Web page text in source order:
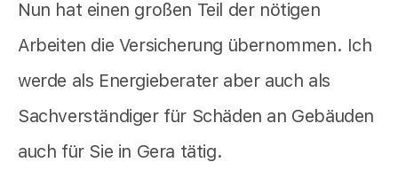
Nun hat einen großen Teil der nötigen
Arbeiten die Versicherung übernommen. Ich
werde als Energieberater aber auch als
Sachverständiger für Schäden an Gebäuden
auch für Sie in Gera tätig.